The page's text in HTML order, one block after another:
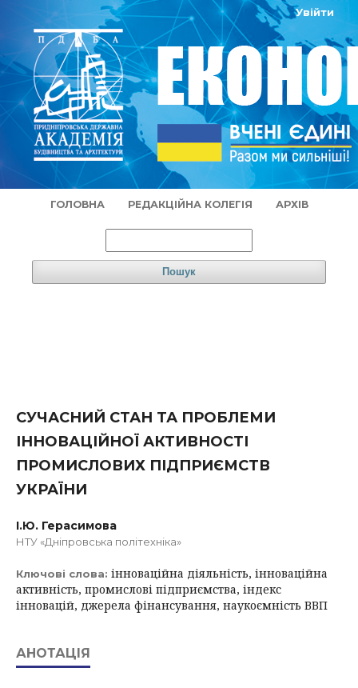
ГОЛОВНА РЕДАКЦІЙНА КОЛЕГІЯ АРХІВ
Пошук
Увійти
СУЧАСНИЙ СТАН ТА ПРОБЛЕМИ
ІННОВАЦІЙНОЇ АКТИВНОСТІ
ПРОМИСЛОВИХ ПІДПРИЄМСТВ
УКРАЇНИ
І.Ю. Герасимова
НТУ «Дніпровська політехніка»
Ключові слова: інноваційна діяльність, інноваційна
активність, промислові підприємства, індекс
інновацій, джерела фінансування, наукоємність ВВП
АНОТАЦІЯ